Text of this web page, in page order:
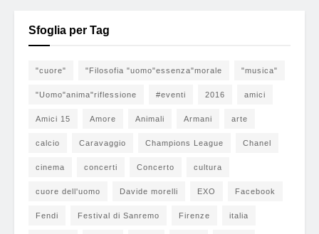
Sfoglia per Tag
"cuore" "Filosofia "uomo"essenza"morale "musica"
"Uomo"anima"riflessione #eventi 2016 amici
Amici 15 Amore Animali Armani arte
calcio Caravaggio Champions League Chanel
cinema concerti Concerto cultura
cuore dell'uomo Davide morelli EXO Facebook
Fendi Festival di Sanremo Firenze italia